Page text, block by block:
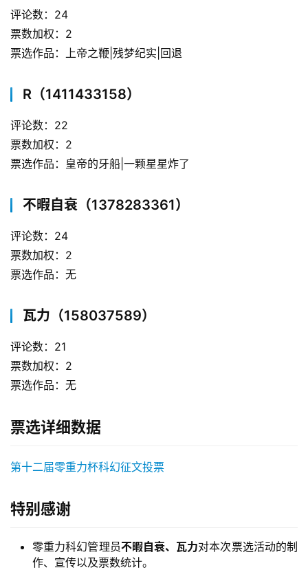
评论数：24
票数加权：2
票选作品：上帝之鞭|残梦纪实|回退
R（1411433158）
评论数：22
票数加权：2
票选作品：皇帝的牙船|一颗星星炸了
不暇自衰（1378283361）
评论数：24
票数加权：2
票选作品：无
瓦力（158037589）
评论数：21
票数加权：2
票选作品：无
票选详细数据
第十二届零重力杯科幻征文投票
特别感谢
零重力科幻管理员不暇自衰、瓦力对本次票选活动的制
作、宣传以及票数统计。